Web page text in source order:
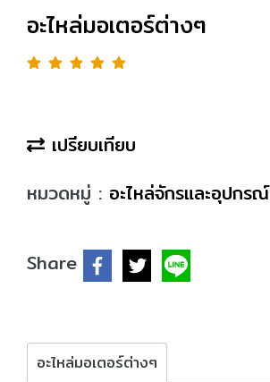
อะไหล่มอเตอร์ต่างๆ
เปรียบเทียบ
หมวดหมู่ : อะไหล่จักรและอุปกรณ์
Share
อะไหล่มอเตอร์ต่างๆ